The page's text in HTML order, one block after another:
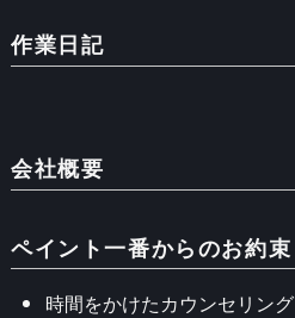
作業日記
会社概要
ペイント一番からのお約束
時間をかけたカウンセリング